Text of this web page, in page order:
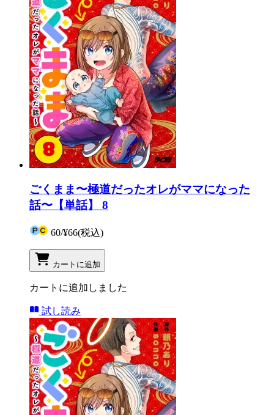
ごくまま〜極道だったオレがママになった
話〜【単話】 8
60/¥66(税込)
カートに追加
カートに追加しました
試し読み